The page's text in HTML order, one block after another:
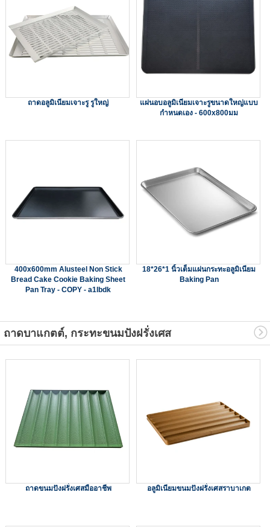
ถาดอลูมิเนียมเจาะรู รูใหญ่
แผ่นอบอลูมิเนียมเจาะรูขนาดใหญ่แบบ
กำหนดเอง - 600x800มม
400x600mm Alusteel Non Stick
Bread Cake Cookie Baking Sheet
Pan Tray - COPY - a1lbdk
18*26*1 นิ้วเต็มแผ่นกระทะอลูมิเนียม
Baking Pan
ถาดบาแกตต์, กระทะขนมปังฝรั่งเศส
ถาดขนมปังฝรั่งเศสมืออาชีพ อลูมิเนียมขนมปังฝรั่งเศสราบาเกต